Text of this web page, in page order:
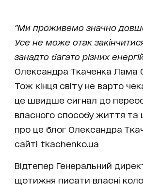
"Ми проживемо значно
Усе не може отак закінчитися
занадто багато різних
Олександра Ткаченка Лама
Тож кінця світу не варто
це швидше сигнал до
власного способу життя та
про це блог Олександра
сайті tkachenko.ua
Відтепер Генеральний
щотижня писати власні